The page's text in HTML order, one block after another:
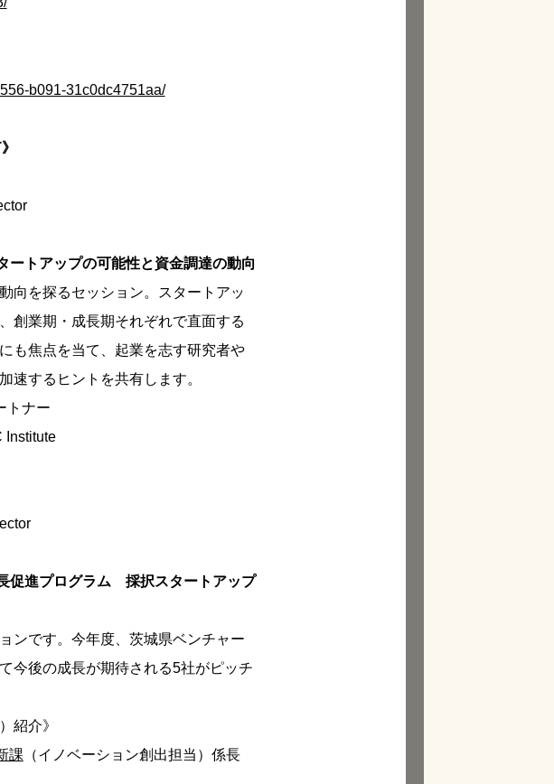
b091-31c0dc4751aa/
トアップの可能性と資金調達の動向
向を探るセッション。スタートアッ
創業期・成長期それぞれで直面する
も焦点を当て、起業を志す研究者や
速するヒントを共有します。
トナー
Institute
促進プログラム 採択スタートアップ
ンです。今年度、茨城県ベンチャー
今後の成長が期待される5社がピッチ
紹介》
課 （イノベーション創出担当）係長